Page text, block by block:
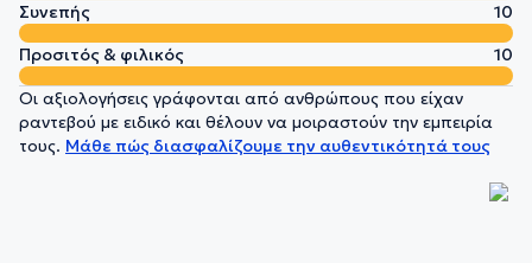
Συνεπής
10
Προσιτός & φιλικός
10
Οι αξιολογήσεις γράφονται από ανθρώπους που είχαν
ραντεβού με ειδικό και θέλουν να μοιραστούν την εμπειρία
τους. Μάθε πώς διασφαλίζουμε την αυθεντικότητά τους